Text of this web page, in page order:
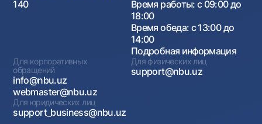
140
Время работы: с 09:00 до
18:00
Время обеда: с 13:00 до
14:00
Подробная информация
Для корпоративных
обращений
info@nbu.uz
webmaster@nbu.uz
Для физических лиц
support@nbu.uz
Для юридических лиц
support_business@nbu.uz